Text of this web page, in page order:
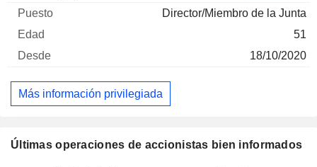
Director/Miembro de la Junta
51
18/10/2020
Más información privilegiada
Últimas operaciones de accionistas bien informados